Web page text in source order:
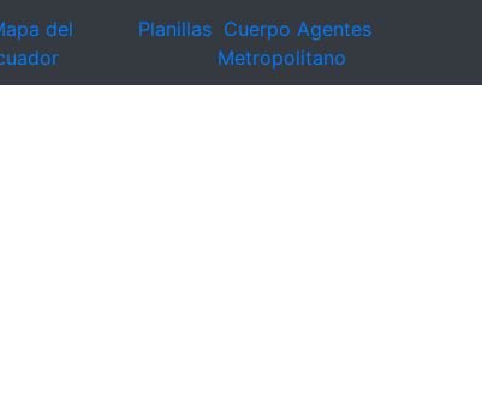
del
Planillas Cuerpo Agentes
Metropolitano